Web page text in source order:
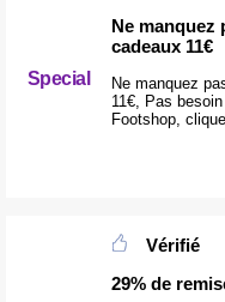
Special
Ne manquez
cadeaux 11€
Ne manquez
11€, Pas
Footshop,
Vérifié
29% de